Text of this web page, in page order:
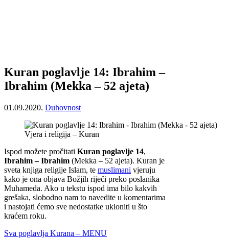
Kuran poglavlje 14: Ibrahim –
Ibrahim (Mekka – 52 ajeta)
01.09.2020. Duhovnost
Vjera i religija – Kuran
Ispod možete pročitati Kuran poglavlje 14,
Ibrahim – Ibrahim (Mekka – 52 ajeta). Kuran je
sveta knjiga religije Islam, te muslimani vjeruju
kako je ona objava Božjih riječi preko poslanika
Muhameda. Ako u tekstu ispod ima bilo kakvih
grešaka, slobodno nam to navedite u komentarima
i nastojati ćemo sve nedostatke ukloniti u što
kraćem roku.
Sva poglavlja Kurana – MENU